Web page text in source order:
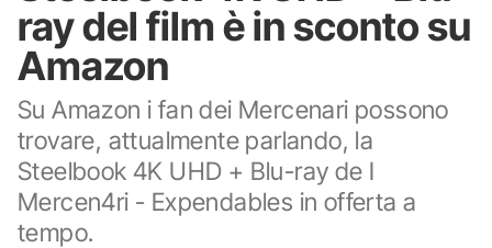
ray del film è in sconto su
Amazon
Su Amazon i fan dei Mercenari possono
trovare, attualmente parlando, la
Steelbook 4K UHD + Blu-ray de I
Mercen4ri - Expendables in offerta a
tempo.